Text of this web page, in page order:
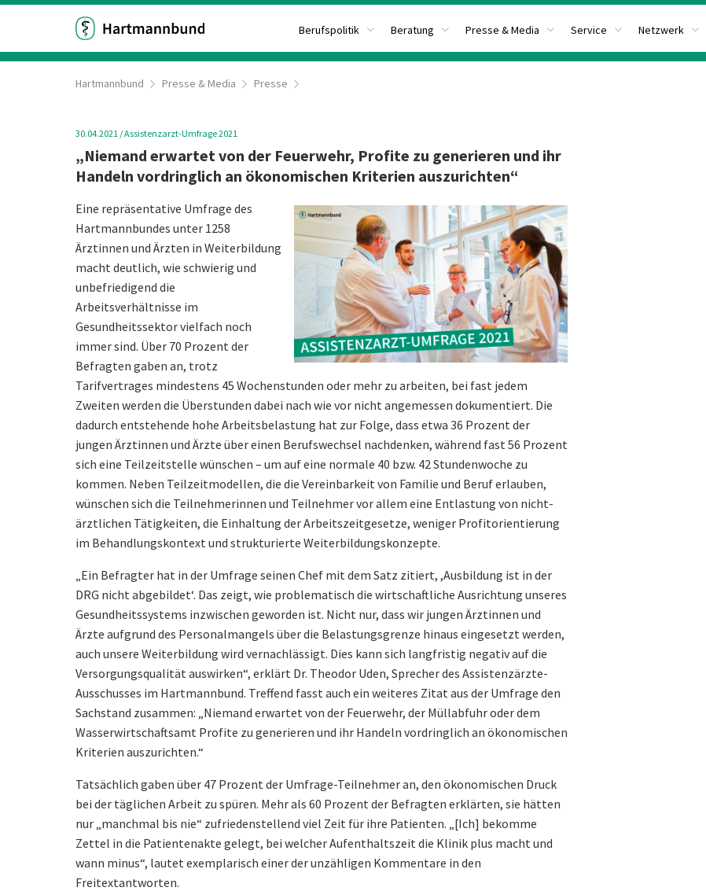
Berufspolitik Beratung Presse & Media Service Netzwerk
Hartmannbund Presse & Media Presse
30.04.2021 /Assistenzarzt-Umfrage 2021
„Niemand erwartet von der Feuerwehr, Profite zu generieren und ihr
Handeln vordringlich an ökonomischen Kriterien auszurichten“
Eine repräsentative Umfrage des
Hartmannbundes unter 1258
Ärztinnen und Ärzten in Weiterbildung
macht deutlich, wie schwierig und
unbefriedigend die
Arbeitsverhältnisse im
Gesundheitssektor vielfach noch
immer sind. Über 70 Prozent der
Befragten gaben an, trotz
Tarifvertrages mindestens 45 Wochenstunden oder mehr zu arbeiten, bei fast jedem
Zweiten werden die Überstunden dabei nach wie vor nicht angemessen dokumentiert. Die
dadurch entstehende hohe Arbeitsbelastung hat zur Folge, dass etwa 36 Prozent der
jungen Ärztinnen und Ärzte über einen Berufswechsel nachdenken, während fast 56 Prozent
sich eine Teilzeitstelle wünschen – um auf eine normale 40 bzw. 42 Stundenwoche zu
kommen. Neben Teilzeitmodellen, die die Vereinbarkeit von Familie und Beruf erlauben,
wünschen sich die Teilnehmerinnen und Teilnehmer vor allem eine Entlastung von nicht-
ärztlichen Tätigkeiten, die Einhaltung der Arbeitszeitgesetze, weniger Profitorientierung
im Behandlungskontext und strukturierte Weiterbildungskonzepte.
„Ein Befragter hat in der Umfrage seinen Chef mit dem Satz zitiert, ,Ausbildung ist in der
DRG nicht abgebildet‘. Das zeigt, wie problematisch die wirtschaftliche Ausrichtung unseres
Gesundheitssystems inzwischen geworden ist. Nicht nur, dass wir jungen Ärztinnen und
Ärzte aufgrund des Personalmangels über die Belastungsgrenze hinaus eingesetzt werden,
auch unsere Weiterbildung wird vernachlässigt. Dies kann sich langfristig negativ auf die
Versorgungsqualität auswirken“, erklärt Dr. Theodor Uden, Sprecher des Assistenzärzte-
Ausschusses im Hartmannbund. Treffend fasst auch ein weiteres Zitat aus der Umfrage den
Sachstand zusammen: „Niemand erwartet von der Feuerwehr, der Müllabfuhr oder dem
Wasserwirtschaftsamt Profite zu generieren und ihr Handeln vordringlich an ökonomischen
Kriterien auszurichten.“
Tatsächlich gaben über 47 Prozent der Umfrage-Teilnehmer an, den ökonomischen Druck
bei der täglichen Arbeit zu spüren. Mehr als 60 Prozent der Befragten erklärten, sie hätten
nur „manchmal bis nie“ zufriedenstellend viel Zeit für ihre Patienten. „[Ich] bekomme
Zettel in die Patientenakte gelegt, bei welcher Aufenthaltszeit die Klinik plus macht und
wann minus“, lautet exemplarisch einer der unzähligen Kommentare in den
Freitextantworten.